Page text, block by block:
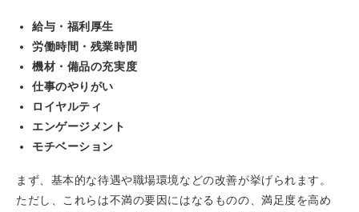
給与・福利厚生
労働時間・残業時間
機材・備品の充実度
仕事のやりがい
ロイヤルティ
エンゲージメント
モチベーション
まず、基本的な待遇や職場環境などの改善が挙げられます。
ただし、これらは不満の要因にはなるものの、満足度を高め